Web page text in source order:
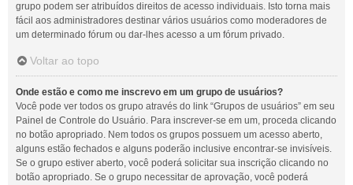
grupo podem ser atribuídos direitos de acesso individuais. Isto torna mais
fácil aos administradores destinar vários usuários como moderadores de
um determinado fórum ou dar-lhes acesso a um fórum privado.
Voltar ao topo
Onde estão e como me inscrevo em um grupo de usuários?
Você pode ver todos os grupo através do link “Grupos de usuários” em seu
Painel de Controle do Usuário. Para inscrever-se em um, proceda clicando
no botão apropriado. Nem todos os grupos possuem um acesso aberto,
alguns estão fechados e alguns poderão inclusive encontrar-se invisíveis.
Se o grupo estiver aberto, você poderá solicitar sua inscrição clicando no
botão apropriado. Se o grupo necessitar de aprovação, você poderá